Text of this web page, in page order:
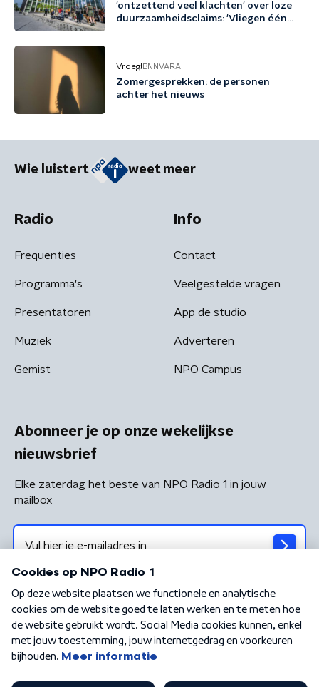
'ontzettend veel klachten' over loze
duurzaamheidsclaims: 'Vliegen één
Vroeg! BNNVARA
Zomergesprekken: de personen
achter het nieuws
Wie luistert weet meer
Radio
Frequenties
Programma's
Presentatoren
Muziek
Gemist
Info
Contact
Veelgestelde vragen
App de studio
Adverteren
NPO Campus
Abonneer je op onze wekelijkse
nieuwsbrief
Elke zaterdag het beste van NPO Radio 1 in jouw
mailbox
Algemene voorwaarden